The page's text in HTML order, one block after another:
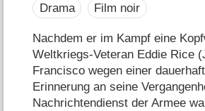
Drama Film noir
Nachdem er im Kampf eine
Weltkriegs-Veteran Eddie Rice
Francisco wegen einer
Erinnerung an seine
Nachrichtendienst der Armee